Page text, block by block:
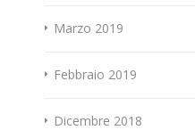
Marzo 2019
Febbraio 2019
Dicembre 2018